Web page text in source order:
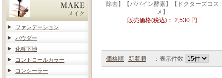
ファンデーション
パウダー
化粧下地
コントロールカラー
コンシーラー
除去】【パパイン酵素】【ドクターズコス
メ】
販売価格(税込)： 2,530 円
価格順 新着順 ：表示件数